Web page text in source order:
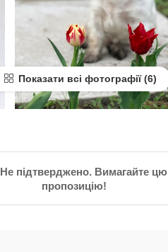
Показати всі фотографії
Не підтверджено. Вимагайте цю
пропозицію!